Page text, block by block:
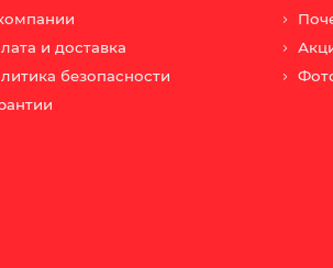
и доставка
безопасности